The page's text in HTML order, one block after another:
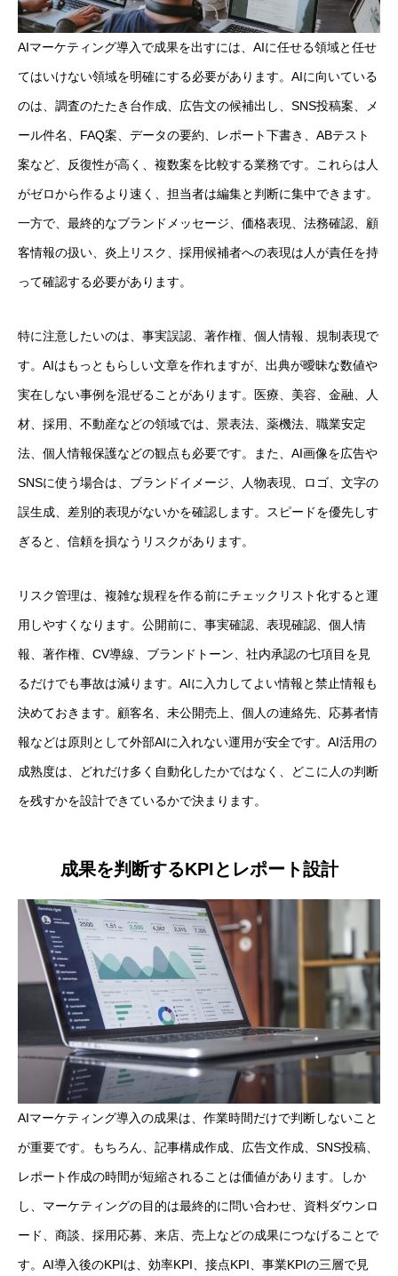
AIマーケティング導入で成果を出すには、AIに任せる領域と任せ
てはいけない領域を明確にする必要があります。AIに向いている
のは、調査のたたき台作成、広告文の候補出し、SNS投稿案、メ
ール件名、FAQ案、データの要約、レポート下書き、ABテスト
案など、反復性が高く、複数案を比較する業務です。これらは人
がゼロから作るより速く、担当者は編集と判断に集中できます。
一方で、最終的なブランドメッセージ、価格表現、法務確認、顧
客情報の扱い、炎上リスク、採用候補者への表現は人が責任を持
って確認する必要があります。
特に注意したいのは、事実誤認、著作権、個人情報、規制表現で
す。AIはもっともらしい文章を作れますが、出典が曖昧な数値や
実在しない事例を混ぜることがあります。医療、美容、金融、人
材、採用、不動産などの領域では、景表法、薬機法、職業安定
法、個人情報保護などの観点も必要です。また、AI画像を広告や
SNSに使う場合は、ブランドイメージ、人物表現、ロゴ、文字の
誤生成、差別的表現がないかを確認します。スピードを優先しす
ぎると、信頼を損なうリスクがあります。
リスク管理は、複雑な規程を作る前にチェックリスト化すると運
用しやすくなります。公開前に、事実確認、表現確認、個人情
報、著作権、CV導線、ブランドトーン、社内承認の七項目を見
るだけでも事故は減ります。AIに入力してよい情報と禁止情報も
決めておきます。顧客名、未公開売上、個人の連絡先、応募者情
報などは原則として外部AIに入れない運用が安全です。AI活用の
成熟度は、どれだけ多く自動化したかではなく、どこに人の判断
を残すかを設計できているかで決まります。
成果を判断するKPIとレポート設計
AIマーケティング導入の成果は、作業時間だけで判断しないこと
が重要です。もちろん、記事構成作成、広告文作成、SNS投稿、
レポート作成の時間が短縮されることは価値があります。しか
し、マーケティングの目的は最終的に問い合わせ、資料ダウンロ
ード、商談、採用応募、来店、売上などの成果につなげることで
す。AI導入後のKPIは、効率KPI、接点KPI、事業KPIの三層で見